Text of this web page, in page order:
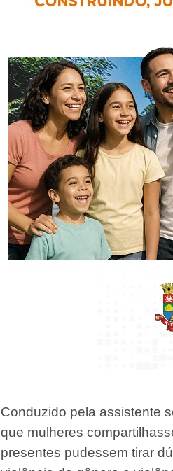
Conduzido pela assistente
que mulheres
presentes pudessem tirar